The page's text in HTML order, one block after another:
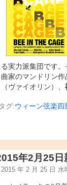
る実力派集団です。
曲家のマンドリン
（ヴァイオリン）、
タグ:ウィーン弦楽四
年2月25日
2015 年 2 月 25 日 水